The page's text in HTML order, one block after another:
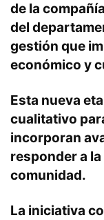
de la
del
gestión que
económico y
Esta nueva
cualitativo
incorporan
responder a
comunidad.
La iniciativa